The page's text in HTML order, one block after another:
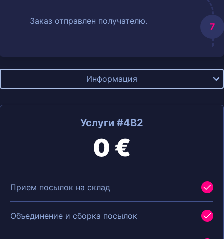
Заказ отправлен получателю.
Информация
Услуги #4B2
0 €
Прием посылок на склад
Объединение и сборка посылок